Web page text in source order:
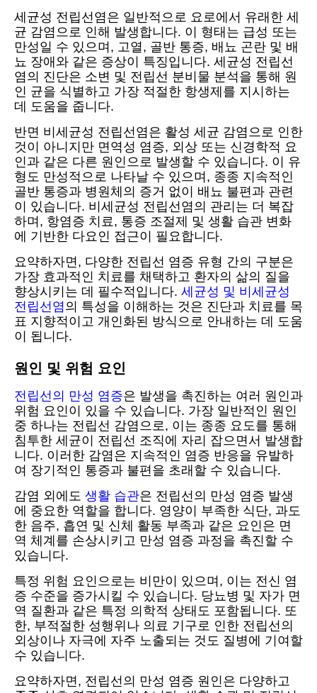
세균성 전립선염은 일반적으로 요로에서 유래한 세
균 감염으로 인해 발생합니다. 이 형태는 급성 또는
만성일 수 있으며, 고열, 골반 통증, 배뇨 곤란 및 배
뇨 장애와 같은 증상이 특징입니다. 세균성 전립선
염의 진단은 소변 및 전립선 분비물 분석을 통해 원
인 균을 식별하고 가장 적절한 항생제를 지시하는
데 도움을 줍니다.
반면 비세균성 전립선염은 활성 세균 감염으로 인한
것이 아니지만 면역성 염증, 외상 또는 신경학적 요
인과 같은 다른 원인으로 발생할 수 있습니다. 이 유
형도 만성적으로 나타날 수 있으며, 종종 지속적인
골반 통증과 병원체의 증거 없이 배뇨 불편과 관련
이 있습니다. 비세균성 전립선염의 관리는 더 복잡
하며, 항염증 치료, 통증 조절제 및 생활 습관 변화
에 기반한 다요인 접근이 필요합니다.
요약하자면, 다양한 전립선 염증 유형 간의 구분은
가장 효과적인 치료를 채택하고 환자의 삶의 질을
향상시키는 데 필수적입니다. 세균성 및 비세균성
전립선염의 특성을 이해하는 것은 진단과 치료를 목
표 지향적이고 개인화된 방식으로 안내하는 데 도움
이 됩니다.
원인 및 위험 요인
전립선의 만성 염증은 발생을 촉진하는 여러 원인과
위험 요인이 있을 수 있습니다. 가장 일반적인 원인
중 하나는 전립선 감염으로, 이는 종종 요도를 통해
침투한 세균이 전립선 조직에 자리 잡으면서 발생합
니다. 이러한 감염은 지속적인 염증 반응을 유발하
여 장기적인 통증과 불편을 초래할 수 있습니다.
감염 외에도 생활 습관은 전립선의 만성 염증 발생
에 중요한 역할을 합니다. 영양이 부족한 식단, 과도
한 음주, 흡연 및 신체 활동 부족과 같은 요인은 면
역 체계를 손상시키고 만성 염증 과정을 촉진할 수
있습니다.
특정 위험 요인으로는 비만이 있으며, 이는 전신 염
증 수준을 증가시킬 수 있습니다. 당뇨병 및 자가 면
역 질환과 같은 특정 의학적 상태도 포함됩니다. 또
한, 부적절한 성행위나 의료 기구로 인한 전립선의
외상이나 자극에 자주 노출되는 것도 질병에 기여할
수 있습니다.
요약하자면, 전립선의 만성 염증 원인은 다양하고